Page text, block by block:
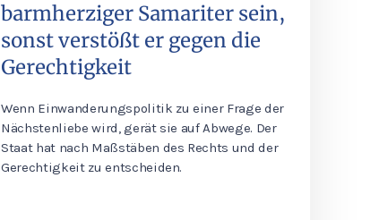
barmherziger Samariter sein,
sonst verstößt er gegen die
Gerechtigkeit
Wenn Einwanderungspolitik zu einer Frage der
Nächstenliebe wird, gerät sie auf Abwege. Der
Staat hat nach Maßstäben des Rechts und der
Gerechtigkeit zu entscheiden.